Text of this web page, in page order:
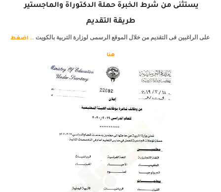
يستثنى من شرط الخبرة حملة الدكتوراة والماجستير
طريقة التقديم
على الراغبين فى التقديم من خلال الموقع الرسمى لوزارة التربية بالكويت .. اضغط
هنا